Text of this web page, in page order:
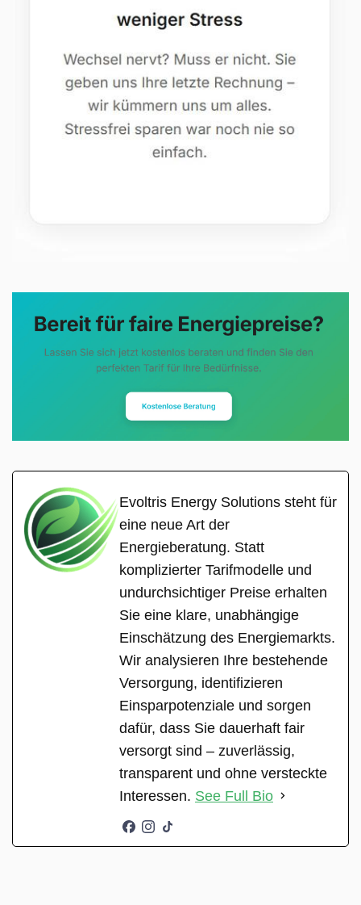
Evoltris Energy Solutions steht für
eine neue Art der
Energieberatung. Statt
komplizierter Tarifmodelle und
undurchsichtiger Preise erhalten
Sie eine klare, unabhängige
Einschätzung des Energiemarkts.
Wir analysieren Ihre bestehende
Versorgung, identifizieren
Einsparpotenziale und sorgen
dafür, dass Sie dauerhaft fair
versorgt sind – zuverlässig,
transparent und ohne versteckte
Interessen. See Full Bio